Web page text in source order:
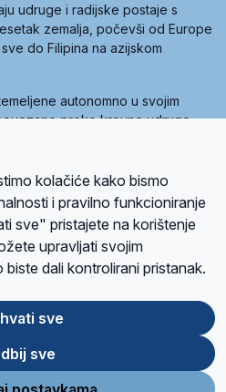
udruge i radijske postaje s
zemalja, počevši od Europe
do Filipina na azijskom
autonomno u svojim
preko krovne udruge
Marije (World Family of
je sedam članica, među
Marija.
PrijateljiKontaktPravila privatnosti
reCAPTCHA sustavom
kolačiće kako bismo
i pravilno funkcioniranje
sve" pristajete na korištenje
upravljati svojim
biste dali kontrolirani pristanak.
sve
sve